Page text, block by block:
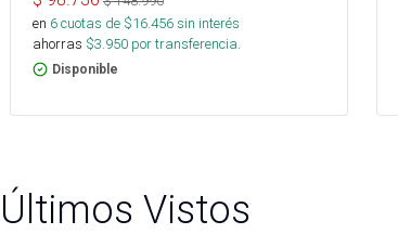
en 6cuotas de $16.456sin interés
ahorras $3.950 por transferencia.
Disponible
Últimos Vistos